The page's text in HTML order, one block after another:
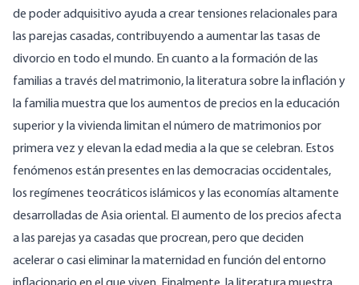
de poder adquisitivo ayuda a crear tensiones relacionales para
las parejas casadas, contribuyendo a aumentar las tasas de
divorcio en todo el mundo. En cuanto a la formación de las
familias a través del matrimonio, la literatura sobre la inflación y
la familia muestra que los aumentos de precios en la educación
superior y la vivienda limitan el número de matrimonios por
primera vez y elevan la edad media a la que se celebran. Estos
fenómenos están presentes en las democracias occidentales,
los regímenes teocráticos islámicos y las economías altamente
desarrolladas de Asia oriental. El aumento de los precios afecta
a las parejas ya casadas que procrean, pero que deciden
acelerar o casi eliminar la maternidad en función del entorno